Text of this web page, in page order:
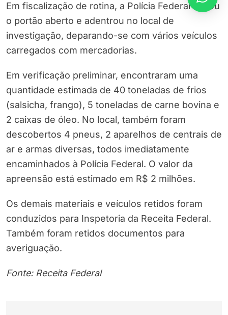
Em fiscalização de rotina, a Polícia Federal achou
o portão aberto e adentrou no local de
investigação, deparando-se com vários veículos
carregados com mercadorias.
Em verificação preliminar, encontraram uma
quantidade estimada de 40 toneladas de frios
(salsicha, frango), 5 toneladas de carne bovina e
2 caixas de óleo. No local, também foram
descobertos 4 pneus, 2 aparelhos de centrais de
ar e armas diversas, todos imediatamente
encaminhados à Polícia Federal. O valor da
apreensão está estimado em R$ 2 milhões.
Os demais materiais e veículos retidos foram
conduzidos para Inspetoria da Receita Federal.
Também foram retidos documentos para
averiguação.
Fonte: Receita Federal